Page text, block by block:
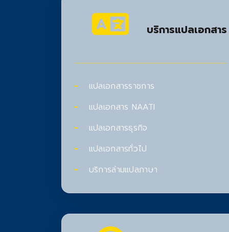
บริการแปลเอกสาร
แปลเอกสารราชการ
แปลเอกสาร NAATI
แปลเอกสารธุรกิจ
แปลเอกสารทั่วไป
บริการล่ามแปลภาษา